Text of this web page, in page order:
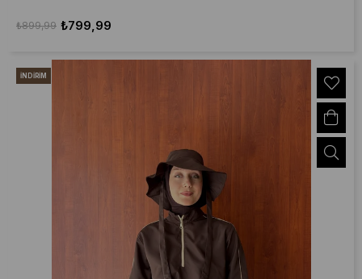
₺799,99
₺899,99
İNDIRIM